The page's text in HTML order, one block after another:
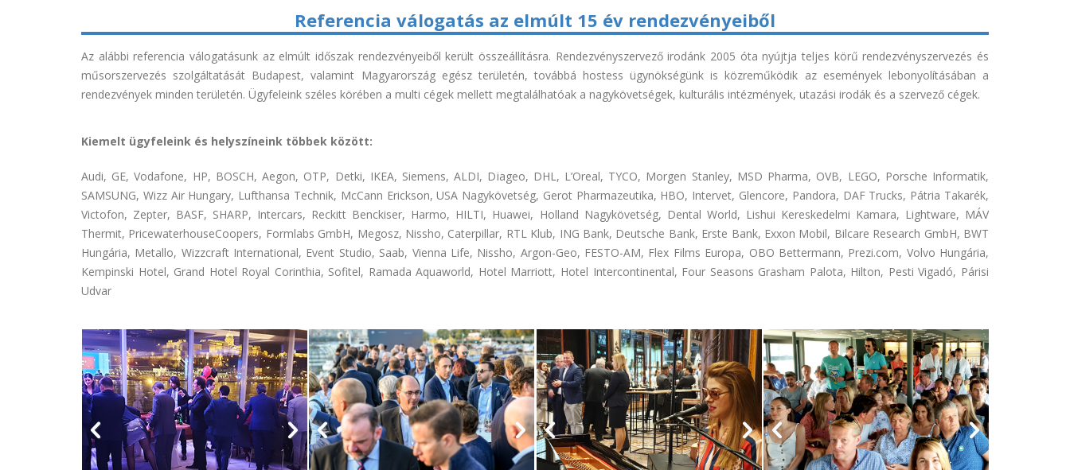
Referencia válogatás az elmúlt 15 év rendezvényeiből
Az alábbi referencia válogatásunk az elmúlt időszak rendezvényeiből került összeállításra. Rendezvényszervező irodánk 2005 óta nyújtja teljes körű rendezvényszervezés és
műsorszervezés szolgáltatását Budapest, valamint Magyarország egész területén, továbbá hostess ügynökségünk is közreműködik az események lebonyolításában a
rendezvények minden területén. Ügyfeleink széles körében a multi cégek mellett megtalálhatóak a nagykövetségek, kulturális intézmények, utazási irodák és a szervező cégek.
Kiemelt ügyfeleink és helyszíneink többek között:
Audi, GE, Vodafone, HP, BOSCH, Aegon, OTP, Detki, IKEA, Siemens, ALDI, Diageo, DHL, L’Oreal, TYCO, Morgen Stanley, MSD Pharma, OVB, LEGO, Porsche Informatik,
SAMSUNG, Wizz Air Hungary, Lufthansa Technik, McCann Erickson, USA Nagykövetség, Gerot Pharmazeutika, HBO, Intervet, Glencore, Pandora, DAF Trucks, Pátria Takarék,
Victofon, Zepter, BASF, SHARP, Intercars, Reckitt Benckiser, Harmo, HILTI, Huawei, Holland Nagykövetség, Dental World, Lishui Kereskedelmi Kamara, Lightware, MÁV
Thermit, PricewaterhouseCoopers, Formlabs GmbH, Megosz, Nissho, Caterpillar, RTL Klub, ING Bank, Deutsche Bank, Erste Bank, Exxon Mobil, Bilcare Research GmbH, BWT
Hungária, Metallo, Wizzcraft International, Event Studio, Saab, Vienna Life, Nissho, Argon-Geo, FESTO-AM, Flex Films Europa, OBO Bettermann, Prezi.com, Volvo Hungária,
Kempinski Hotel, Grand Hotel Royal Corinthia, Sofitel, Ramada Aquaworld, Hotel Marriott, Hotel Intercontinental, Four Seasons Grasham Palota, Hilton, Pesti Vigadó, Párisi
Udvar